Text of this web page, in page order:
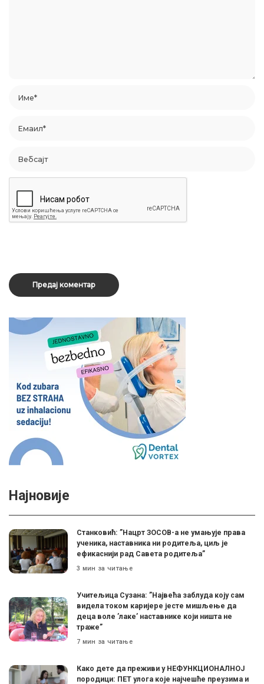
Најновије
Станковић: ”Нацрт ЗОСОВ-а не умањује права
ученика, наставника ни родитеља, циљ је
ефикаснији рад Савета родитеља”
3 мин за читање
Учитељица Сузана: ”Највећа заблуда коју сам
видела током каријере јесте мишљење да
деца воле ’лаке’ наставнике који ништа не
траже”
7 мин за читање
Како дете да преживи у НЕФУНКЦИОНАЛНОЈ
породици: ПЕТ улога које најчешће преузима и